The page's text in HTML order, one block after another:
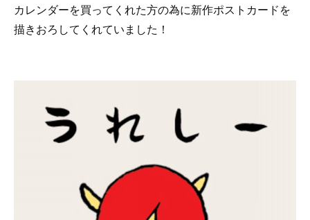
カレンダーを買ってくれた方の為に新作ポストカードを
描きおろしてくれていました！